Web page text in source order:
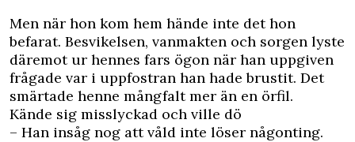
Men när hon kom hem hände inte det hon
befarat. Besvikelsen, vanmakten och sorgen lyste
däremot ur hennes fars ögon när han uppgiven
frågade var i uppfostran han hade brustit. Det
smärtade henne mångfalt mer än en örfil.
Kände sig misslyckad och ville dö
– Han insåg nog att våld inte löser någonting.